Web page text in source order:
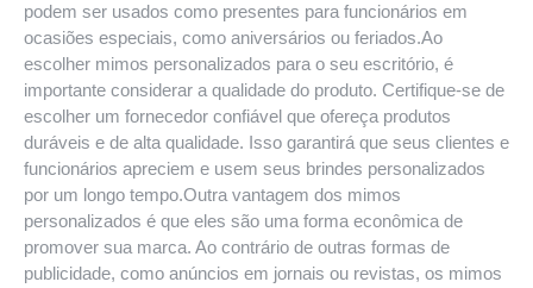
podem ser usados como presentes para funcionários em
ocasiões especiais, como aniversários ou feriados.Ao
escolher mimos personalizados para o seu escritório, é
importante considerar a qualidade do produto. Certifique-se de
escolher um fornecedor confiável que ofereça produtos
duráveis e de alta qualidade. Isso garantirá que seus clientes e
funcionários apreciem e usem seus brindes personalizados
por um longo tempo.Outra vantagem dos mimos
personalizados é que eles são uma forma econômica de
promover sua marca. Ao contrário de outras formas de
publicidade, como anúncios em jornais ou revistas, os mimos